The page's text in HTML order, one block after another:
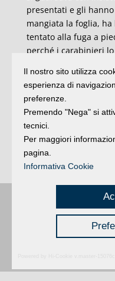
presentati e gli
mangiata la foglia, ha
tentato alla fuga a
perché i carabinieri
azzurro contenenti
grammi di eroina, di
corso della fuga.
Davanti al giudice lo
patteggiamento
reclusione e mille
della pena sospesa.
registrazione n. 2 /
Il nostro sito utilizza
esperienza di
preferenze.
Premendo "Nega" si
tecnici.
Per maggiori
pagina.
Informativa Cookie